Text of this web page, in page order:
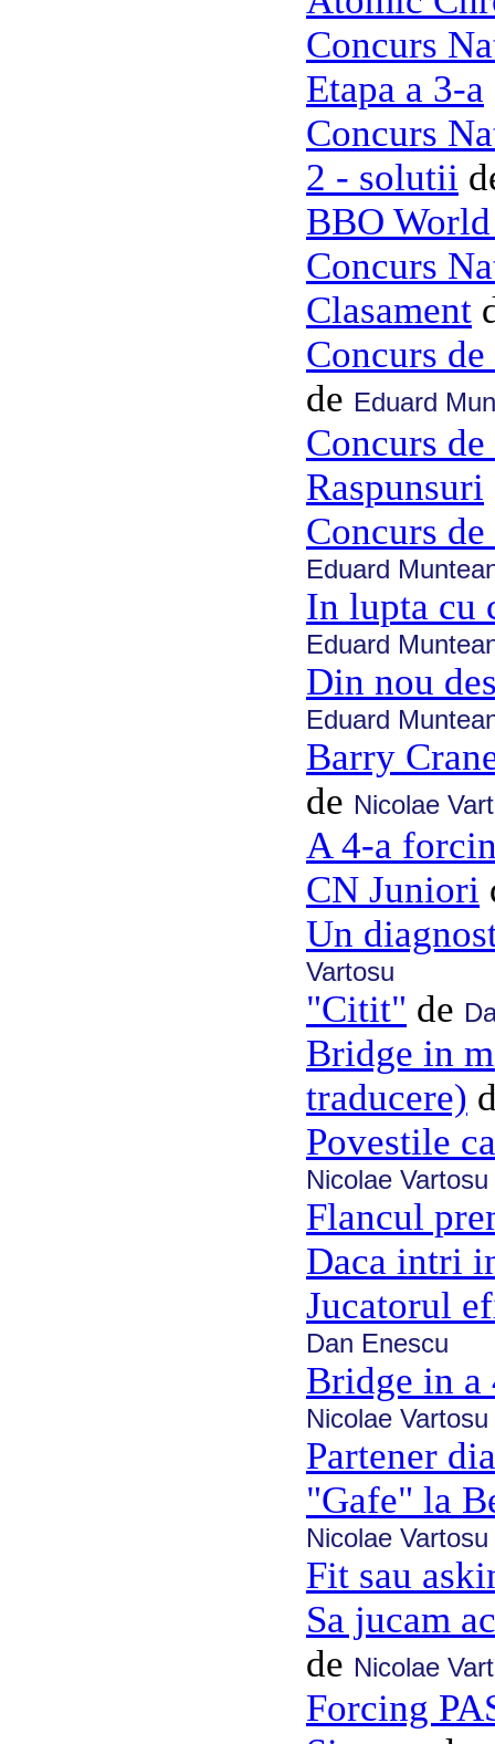
Concurs
Etapa a 3-a
Concurs
2 - solutii
BBO
Concurs
Clasament
Concurs
de Eduard
Concurs
Raspunsuri
Concurs
Eduard
In lupta cu
Eduard
Din nou
Eduard
Barry
de Nicolae
A 4-a
CN Juniori
Un
Vartosu
"Citit" de
Bridge in
traducere)
Povestile
Nicolae Vartosu
Flancul
Daca intri
Jucatorul
Dan Enescu
Bridge in a
Nicolae Vartosu
Partener
"Gafe" la
Nicolae Vartosu
Fit sau
Sa jucam
de Nicolae
Forcing